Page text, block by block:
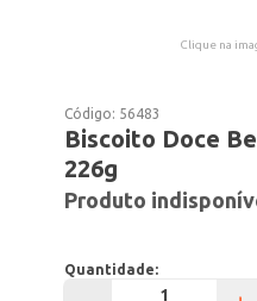
Clique na
Código: 56483
Biscoito Doce
226g
Produto
Quantidade: